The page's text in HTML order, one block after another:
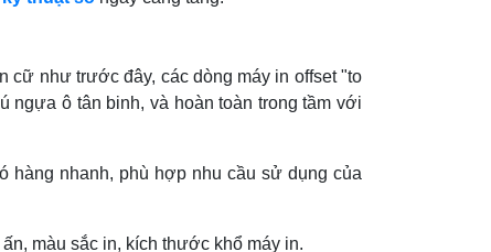
như trước đây, các dòng máy in offset "to
ngựa ô tân binh, và hoàn toàn trong tầm với
hàng nhanh, phù hợp nhu cầu sử dụng của
màu sắc in, kích thước khổ máy in.